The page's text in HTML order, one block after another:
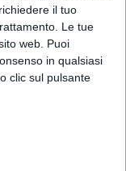
il tuo
Le tue
web. Puoi
in qualsiasi
clic sul pulsante
di questi
una vacanza